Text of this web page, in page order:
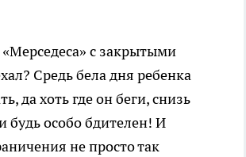
с закрытыми
Средь бела дня ребенка
да хоть где он беги, снизь
будь особо бдителен! И
не просто так